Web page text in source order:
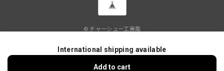
© チャーシュー工房風
International shipping available
Add to cart
ショップに質問する